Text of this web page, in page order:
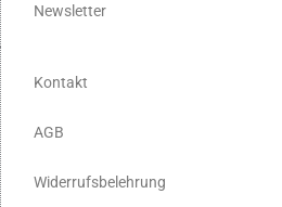
Newsletter
Kontakt
AGB
Widerrufsbelehrung